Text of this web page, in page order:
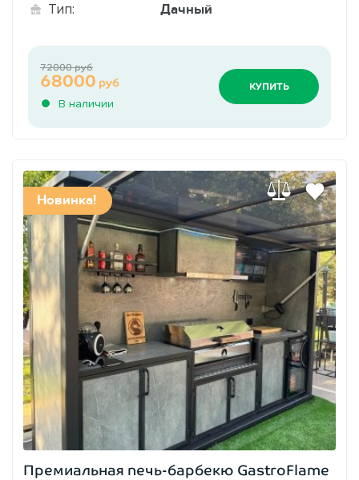
Тип: Дачный
В наличии
68000 руб
72000 руб
КУПИТЬ
Новинка!
Премиальная печь-барбекю GastroFlame